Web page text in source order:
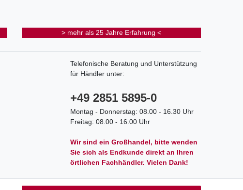
> mehr als 25 Jahre Erfahrung <
Telefonische Beratung und Unterstützung
für Händler unter:
+49 2851 5895-0
Montag - Donnerstag: 08.00 - 16.30 Uhr
Freitag: 08.00 - 16.00 Uhr
Wir sind ein Großhandel, bitte wenden
Sie sich als Endkunde direkt an Ihren
örtlichen Fachhändler. Vielen Dank!